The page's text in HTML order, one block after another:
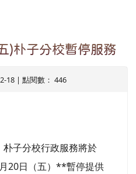
朴子分校暫停服務
18 | 點閱數： 446
子分校行政服務將於
20日（五）**暫停提供